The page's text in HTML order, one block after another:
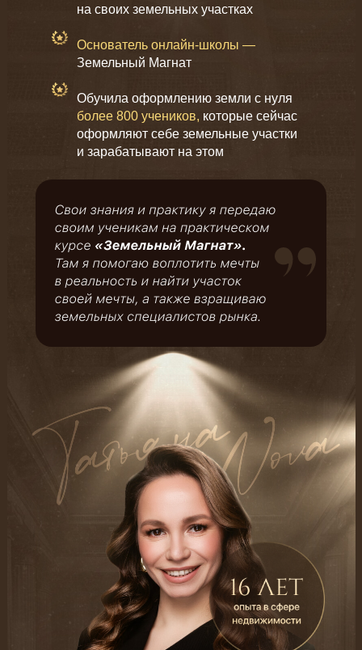
на своих земельных участках
Основатель онлайн-школы —
Земельный Магнат
Обучила оформлению земли с нуля
более 800 учеников, которые сейчас
оформляют себе земельные участки
и зарабатывают на этом